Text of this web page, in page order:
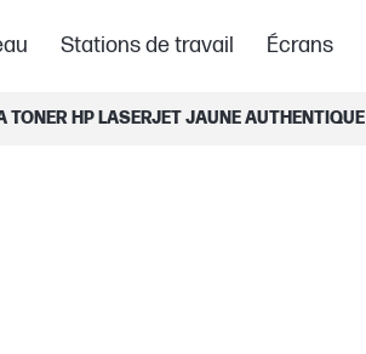
Stations de travail Écrans
TONER HP LASERJET JAUNE AUTHENTIQUE